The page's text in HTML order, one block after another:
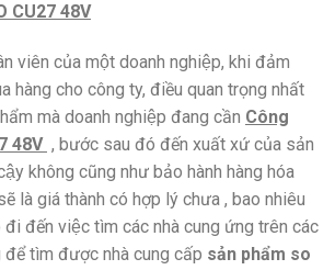
CU27 48V
viên của một doanh nghiệp, khi đảm
hàng cho công ty, điều quan trọng nhất
mà doanh nghiệp đang cần Công
48V , bước sau đó đến xuất xứ của sản
không cũng như bảo hành hàng hóa
là giá thành có hợp lý chưa , bao nhiêu
đến việc tìm các nhà cung ứng trên các
để tìm được nhà cung cấp sản phẩm so